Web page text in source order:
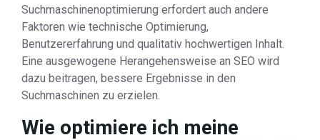
Suchmaschinenoptimierung erfordert auch andere
Faktoren wie technische Optimierung,
Benutzererfahrung und qualitativ hochwertigen Inhalt.
Eine ausgewogene Herangehensweise an SEO wird
dazu beitragen, bessere Ergebnisse in den
Suchmaschinen zu erzielen.
Wie optimiere ich meine